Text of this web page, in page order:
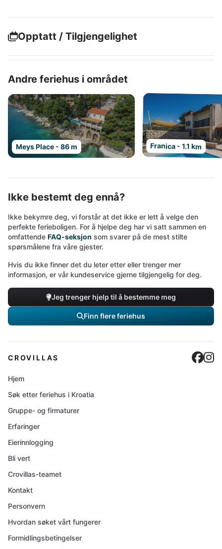
Opptatt / Tilgjengelighet
Andre feriehus i området
Meys Place - 86 m Franica - 1.1 km
Ikke bestemt deg ennå?
Ikke bekymre deg, vi forstår at det ikke er lett å velge den
perfekte ferieboligen. For å hjelpe deg har vi satt sammen en
omfattende FAQ-seksjon som svarer på de mest stilte
spørsmålene fra våre gjester.
Hvis du ikke finner det du leter etter eller trenger mer
informasjon, er vår kundeservice gjerne tilgjengelig for deg.
Jeg trenger hjelp til å bestemme meg
Finn flere feriehus
CROVILLAS
Hjem
Søk etter feriehus i Kroatia
Gruppe- og firmaturer
Erfaringer
Eierinnlogging
Bli vert
Crovillas-teamet
Kontakt
Personvern
Hvordan søket vårt fungerer
Formidlingsbetingelser